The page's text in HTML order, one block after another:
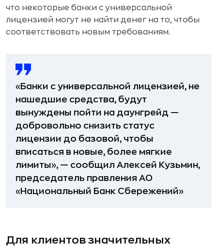
что некоторые банки с универсальной
лицензией могут не найти денег на то, чтобы
соответствовать новым требованиям.
«Банки с универсальной лицензией, не
нашедшие средства, будут
вынуждены пойти на даунгрейд —
добровольно снизить статус
лицензии до базовой, чтобы
вписаться в новые, более мягкие
лимиты», — сообщил Алексей Кузьмин,
председатель правления АО
«Национальный Банк Сбережений»
Для клиентов значительных